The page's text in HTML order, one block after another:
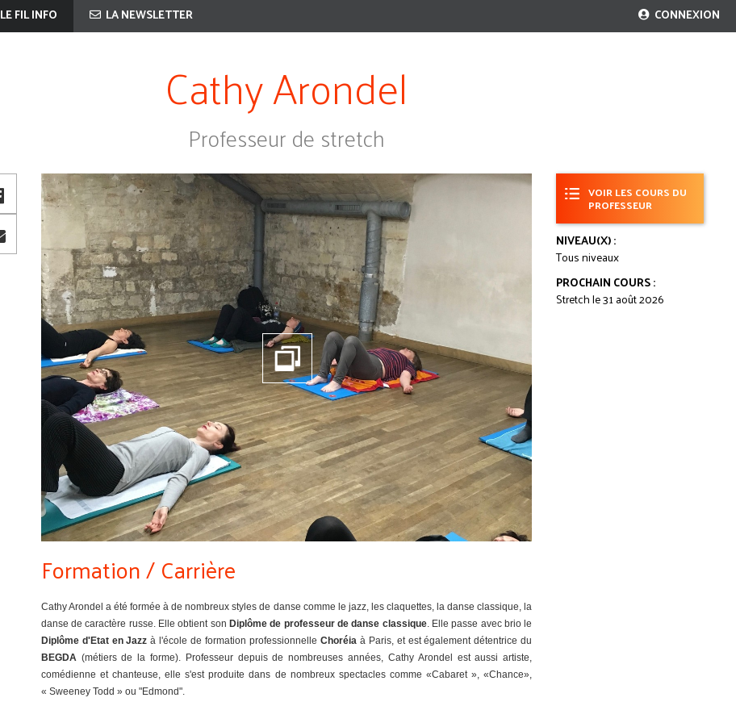
LE FIL INFO LA NEWSLETTER CONNEXION
Cathy Arondel
Professeur de stretch
VOIR LES COURS DU
PROFESSEUR
NIVEAU(X) :
Tous niveaux
PROCHAIN COURS :
Stretch le 31 août 2026
Formation / Carrière
Cathy Arondel a été formée à de nombreux styles de danse comme le jazz, les claquettes, la danse classique, la
danse de caractère russe. Elle obtient son Diplôme de professeur de danse classique. Elle passe avec brio le
Diplôme d'Etat en Jazzà l'école de formation professionnelle Choréiaà Paris, et est également détentrice du
BEGDA(métiers de la forme). Professeur depuis de nombreuses années, Cathy Arondel est aussi artiste,
comédienne et chanteuse, elle s'est produite dans de nombreux spectacles comme «Cabaret », «Chance»,
« Sweeney Todd » ou "Edmond".